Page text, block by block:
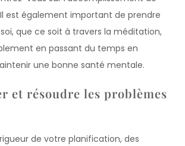
est également important de prendre
que ce soit à travers la méditation,
en passant du temps en
une bonne santé mentale.
et résoudre les problèmes
de votre planification, des